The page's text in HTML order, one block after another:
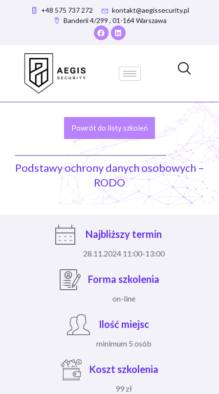
+48 575 737 272
kontakt@aegissecurity.pl
Banderii 4/299 , 01-164 Warszawa
Powrót do listy szkoleń
Podstawy ochrony danych osobowych –
RODO
Najbliższy termin
28.11.2024 11:00-13:00
Forma szkolenia
on-line
Ilość miejsc
minimum 5 osób
Koszt szkolenia
99 zł